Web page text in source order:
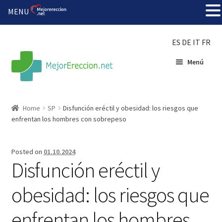
ES DE IT FR
Menú
Rueda de la fortuna
Echar fiesta
Solución barata
Super amoureux
Home SP
Disfunción eréctil y obesidad: los riesgos que
enfrentan los hombres con sobrepeso
Posted on 01.10.2024
Disfunción eréctil y
obesidad: los riesgos que
MENU